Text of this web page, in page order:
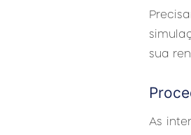
sua
As